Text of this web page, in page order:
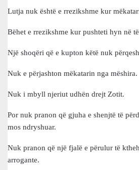
Lutja nuk është e rrezikshme kur
Bëhet e rrezikshme kur pushteti hyn në
Një shoqëri që e kupton këtë nuk
Nuk e përjashton mëkatarin nga mëshira.
Nuk i mbyll njeriut udhën drejt Zotit.
Por nuk pranon që gjuha e shenjtë të
mos ndryshuar.
Nuk pranon që një fjalë e përulur të
arrogante.